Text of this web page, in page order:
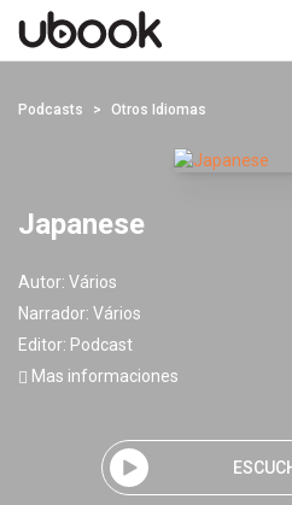
Podcasts Otros Idiomas
Japanese
Autor: Vários
Narrador: Vários
Editor: Podcast
Mas informaciones